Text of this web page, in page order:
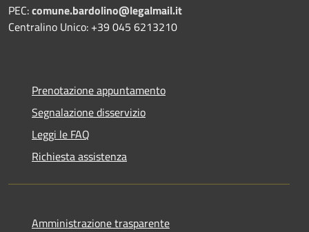
PEC:comune.bardolino@legalmail.it
Centralino Unico: +39 045 6213210
Prenotazione appuntamento
Segnalazione disservizio
Leggi le FAQ
Richiesta assistenza
Amministrazione trasparente